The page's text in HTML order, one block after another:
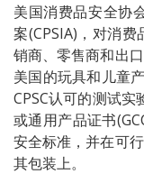
美国消费品安全协
案(CPSIA)，对消
销商、零售商和出
美国的玩具和儿童
CPSC认可的测试实
或通用产品证书
安全标准，并在可
其包装上。